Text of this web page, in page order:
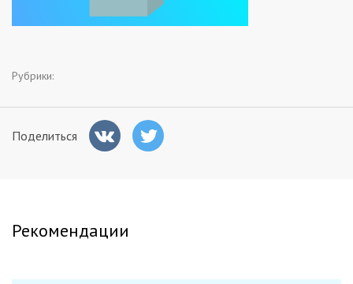
Заказчикам
Рубрики:
Поделиться
Рекомендации